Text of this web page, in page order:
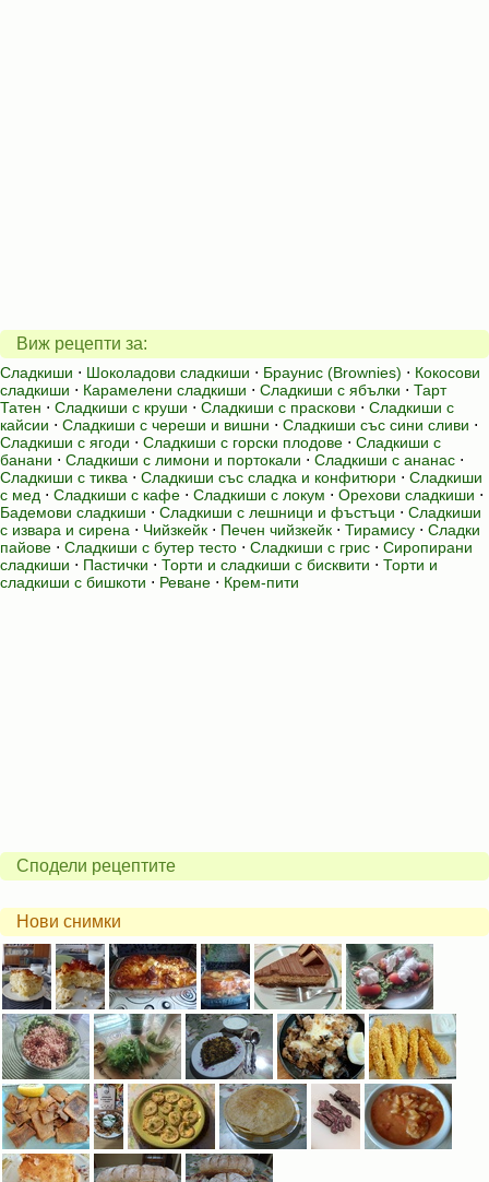
Виж рецепти за:
Сладкиши ⋅ Шоколадови сладкиши ⋅ Браунис (Brownies) ⋅ Кокосови
сладкиши ⋅ Карамелени сладкиши ⋅ Сладкиши с ябълки ⋅ Тарт
Татен ⋅ Сладкиши с круши ⋅ Сладкиши с праскови ⋅ Сладкиши с
кайсии ⋅ Сладкиши с череши и вишни ⋅ Сладкиши със сини сливи ⋅
Сладкиши с ягоди ⋅ Сладкиши с горски плодове ⋅ Сладкиши с
банани ⋅ Сладкиши с лимони и портокали ⋅ Сладкиши с ананас ⋅
Сладкиши с тиква ⋅ Сладкиши със сладка и конфитюри ⋅ Сладкиши
с мед ⋅ Сладкиши с кафе ⋅ Сладкиши с локум ⋅ Орехови сладкиши ⋅
Бадемови сладкиши ⋅ Сладкиши с лешници и фъстъци ⋅ Сладкиши
с извара и сирена ⋅ Чийзкейк ⋅ Печен чийзкейк ⋅ Тирамису ⋅ Сладки
пайове ⋅ Сладкиши с бутер тесто ⋅ Сладкиши с грис ⋅ Сиропирани
сладкиши ⋅ Пастички ⋅ Торти и сладкиши с бисквити ⋅ Торти и
сладкиши с бишкоти ⋅ Реване ⋅ Крем-пити
Сподели рецептите
Нови снимки